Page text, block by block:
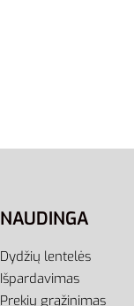
NAUDINGA
Dydžių lentelės
Išpardavimas
Prekių grąžinimas